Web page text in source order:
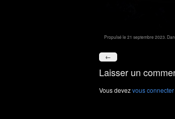
Propulsé le 21 septembre 2023.
←
Laisser un
Vous devezvous connecter